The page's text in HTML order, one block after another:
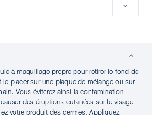
à maquillage propre pour retirer le fond de
le placer sur une plaque de mélange ou sur
Vous éviterez ainsi la contamination
des éruptions cutanées sur le visage
votre produit des germes. Appliquez